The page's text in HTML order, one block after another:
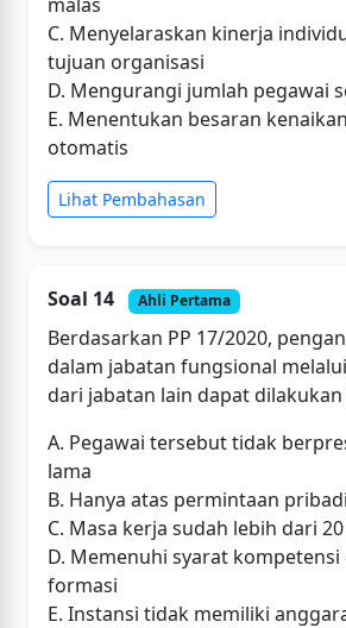
malas
C. Menyelaraskan kinerja
tujuan organisasi
D. Mengurangi jumlah pegawai
E. Menentukan besaran
otomatis
Lihat Pembahasan
Soal 14 Ahli Pertama
Berdasarkan PP 17/2020,
dalam jabatan fungsional
dari jabatan lain dapat dilakukan
A. Pegawai tersebut tidak
lama
B. Hanya atas permintaan
C. Masa kerja sudah lebih dari
D. Memenuhi syarat
formasi
E. Instansi tidak memiliki